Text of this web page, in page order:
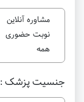
مشاوره آنلاین
نوبت حضوری
همه
جنسیت پزشک :